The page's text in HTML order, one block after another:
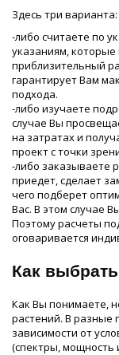
Здесь три варианта:
-либо считаете по
указаниям,
приблизительный
гарантирует Вам
подхода.
-либо изучаете
случае Вы
на затратах и
проект с точки
-либо заказываете
приедет, сделает
чего подберет
Вас. В этом случае
Поэтому расчеты
оговаривается
Как
Как Вы понимаете,
растений. В разные
зависимости от
(спектры, мощность